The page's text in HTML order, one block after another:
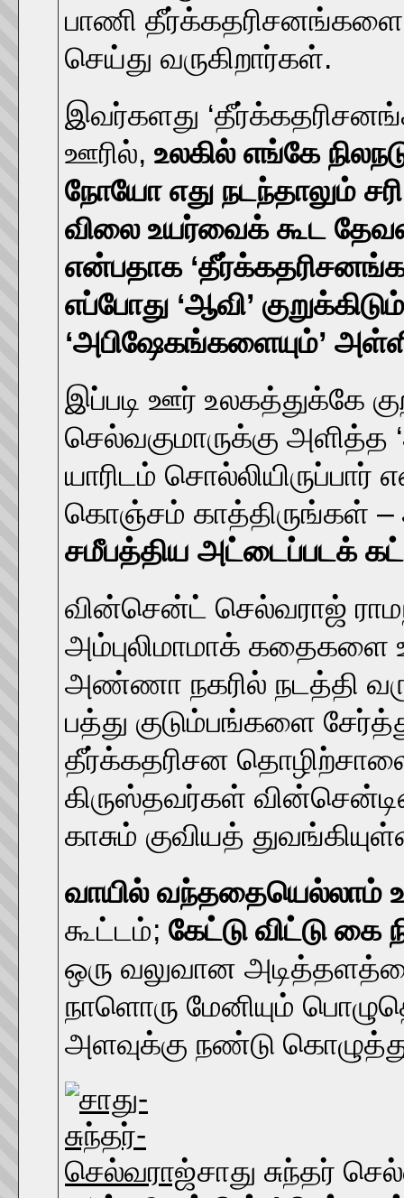
பாணி தீர்க்கதரிசனங்களை
செய்து வருகிறார்கள்.
இவர்களது
ஊரில், உலகில் எங்கே
நோயோ எது நடந்தாலும்
விலை உயர்வைக் கூட
என்பதாக
எப்போது ‘ஆவி’
‘அபிஷேகங்களையும்’
இப்படி ஊர் உலகத்துக்கே
செல்வகுமாருக்கு
யாரிடம்
கொஞ்சம் காத்திருங்கள் –
சமீபத்திய அட்டைப்படக்
வின்சென்ட் செல்வராஜ்
அம்புலிமாமாக் கதைகளை
அண்ணா நகரில் நடத்தி
பத்து குடும்பங்களை
தீர்க்கதரிசன
கிருஸ்தவர்கள்
காசும் குவியத்
வாயில் வந்ததையெல்லாம்
கூட்டம்; கேட்டு விட்டு கை
ஒரு வலுவான
நாளொரு மேனியும்
அளவுக்கு நண்டு
சாது சுந்தர்